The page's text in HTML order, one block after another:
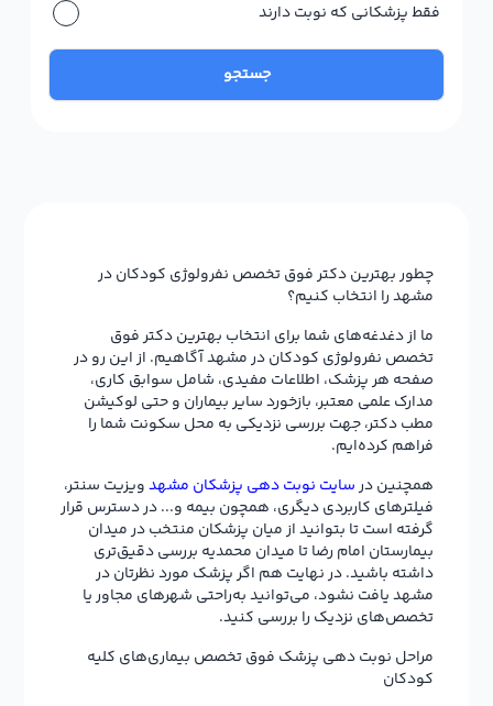
فقط پزشکانی که نوبت دارند
جستجو
چطور بهترین دکتر فوق تخصص نفرولوژی کودکان در
مشهد را انتخاب کنیم؟
ما از دغدغه‌های شما برای انتخاب بهترین دکتر فوق
تخصص نفرولوژی کودکان در مشهد آگاهیم. از این رو در
صفحه هر پزشک، اطلاعات مفیدی، شامل سوابق کاری،
مدارک علمی معتبر، بازخورد سایر بیماران و حتی لوکیشن
مطب دکتر، جهت بررسی نزدیکی به محل سکونت شما را
فراهم کرده‌ایم.
همچنین درسایت نوبت دهی پزشکان مشهدویزیت سنتر،
فیلترهای کاربردی دیگری، همچون بیمه و... در دسترس قرار
گرفته است تا بتوانید از میان پزشکان منتخب در میدان
بیمارستان امام رضا تا میدان محمدیه بررسی دقیق‌تری
داشته باشید. در نهایت هم اگر پزشک مورد نظرتان در
مشهد یافت نشود، می‌توانید به‌راحتی شهرهای مجاور یا
تخصص‌های نزدیک را بررسی کنید.
مراحل نوبت دهی پزشک فوق تخصص بیماری‌های کلیه
کودکان